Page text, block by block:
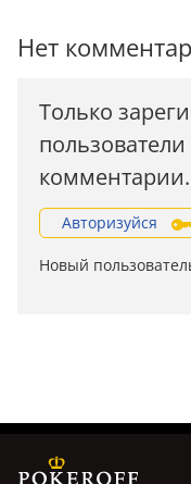
Нет
Только
пользователи
комментарии.
Авторизуйся
Новый